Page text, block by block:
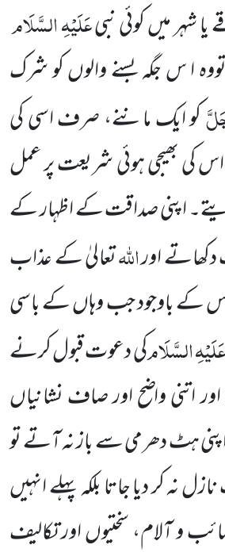
شہر میں کوئی نبیعَلَیْہِ السَّلَام
ا س جگہ بسنے والوں کو شرک
کو ایک ماننے، صرف اسی کی
کی بھیجی ہوئی شریعت پر عمل
اپنی صداقت کے اظہار کے
اوراللہتعالیٰ کے عذاب
کے باوجود جب وہاں کے باسی
عَلَیْہِ السَّلَامکی دعوت قبول کرنے
اتنی واضح اور صاف نشانیاں
ہٹ دھرمی سے باز نہ آتے تو
نہ کر دیا جاتا بلکہ پہلے انہیں
و آلام، سختیوں اور تکالیف